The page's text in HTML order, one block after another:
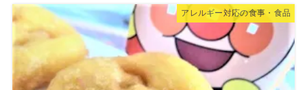
アレルギー対応の食事・食品